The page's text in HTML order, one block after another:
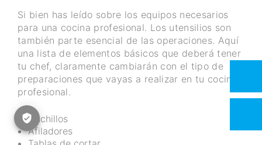
Si bien has leído sobre los equipos necesarios
para una cocina profesional. Los utensilios son
también parte esencial de las operaciones. Aquí
una lista de elementos básicos que deberá tener
tu chef, claramente cambiarán con el tipo de
preparaciones que vayas a realizar en tu cocina
profesional.
Cuchillos
Afiladores